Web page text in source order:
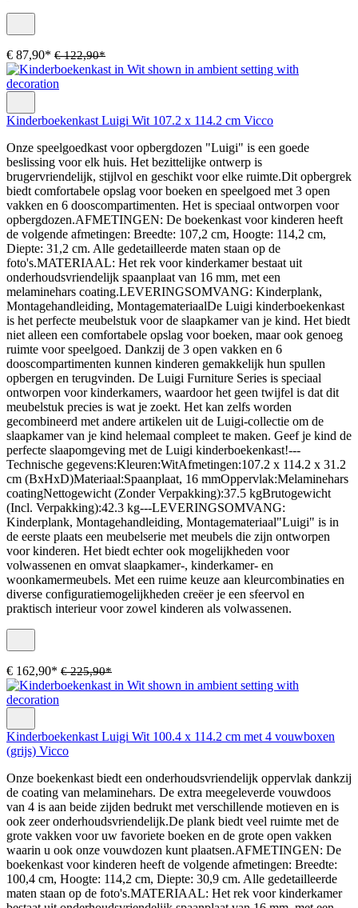
€ 87,90* € 122,90*
Kinderboekenkast Luigi Wit 107.2 x 114.2 cm Vicco
Onze speelgoedkast voor opbergdozen "Luigi" is een goede
beslissing voor elk huis. Het bezittelijke ontwerp is
brugervriendelijk, stijlvol en geschikt voor elke ruimte.Dit opbergrek
biedt comfortabele opslag voor boeken en speelgoed met 3 open
vakken en 6 dooscompartimenten. Het is speciaal ontworpen voor
opbergdozen.AFMETINGEN: De boekenkast voor kinderen heeft
de volgende afmetingen: Breedte: 107,2 cm, Hoogte: 114,2 cm,
Diepte: 31,2 cm. Alle gedetailleerde maten staan op de
foto's.MATERIAAL: Het rek voor kinderkamer bestaat uit
onderhoudsvriendelijk spaanplaat van 16 mm, met een
melaminehars coating.LEVERINGSOMVANG: Kinderplank,
Montagehandleiding, MontagemateriaalDe Luigi kinderboekenkast
is het perfecte meubelstuk voor de slaapkamer van je kind. Het biedt
niet alleen een comfortabele opslag voor boeken, maar ook genoeg
ruimte voor speelgoed. Dankzij de 3 open vakken en 6
dooscompartimenten kunnen kinderen gemakkelijk hun spullen
opbergen en terugvinden. De Luigi Furniture Series is speciaal
ontworpen voor kinderkamers, waardoor het geen twijfel is dat dit
meubelstuk precies is wat je zoekt. Het kan zelfs worden
gecombineerd met andere artikelen uit de Luigi-collectie om de
slaapkamer van je kind helemaal compleet te maken. Geef je kind de
perfecte slaapomgeving met de Luigi kinderboekenkast!---
Technische gegevens:Kleuren:WitAfmetingen:107.2 x 114.2 x 31.2
cm (BxHxD)Materiaal:Spaanplaat, 16 mmOppervlak:Melaminehars
coatingNettogewicht (Zonder Verpakking):37.5 kgBrutogewicht
(Incl. Verpakking):42.3 kg---LEVERINGSOMVANG:
Kinderplank, Montagehandleiding, Montagemateriaal"Luigi" is in
de eerste plaats een meubelserie met meubels die zijn ontworpen
voor kinderen. Het biedt echter ook mogelijkheden voor
volwassenen en omvat slaapkamer-, kinderkamer- en
woonkamermeubels. Met een ruime keuze aan kleurcombinaties en
diverse configuratiemogelijkheden creëer je een sfeervol en
praktisch interieur voor zowel kinderen als volwassenen.
€ 162,90* € 225,90*
Kinderboekenkast Luigi Wit 100.4 x 114.2 cm met 4 vouwboxen
(grijs) Vicco
Onze boekenkast biedt een onderhoudsvriendelijk oppervlak dankzij
de coating van melaminehars. De extra meegeleverde vouwdoos
van 4 is aan beide zijden bedrukt met verschillende motieven en is
ook zeer onderhoudsvriendelijk.De plank biedt veel ruimte met de
grote vakken voor uw favoriete boeken en de grote open vakken
waarin u ook onze vouwdozen kunt plaatsen.AFMETINGEN: De
boekenkast voor kinderen heeft de volgende afmetingen: Breedte:
100,4 cm, Hoogte: 114,2 cm, Diepte: 30,9 cm. Alle gedetailleerde
maten staan op de foto's.MATERIAAL: Het rek voor kinderkamer